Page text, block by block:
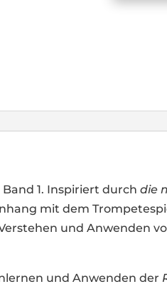
Band 1. Inspiriert durchdie
mit dem
und Anwenden
und Anwenden der